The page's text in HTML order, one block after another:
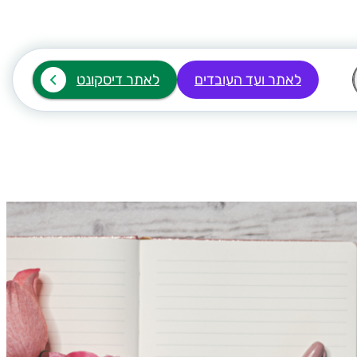
לאתר ועד העובדים לאתר דיסקונט